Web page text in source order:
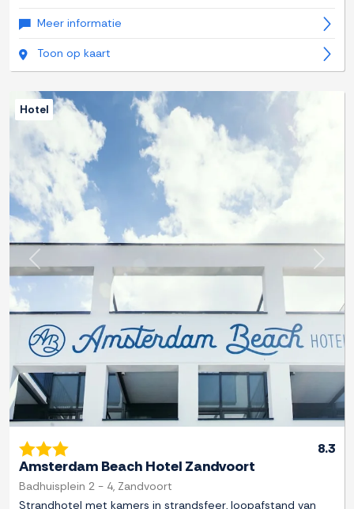
Meer informatie
Toon op kaart
Previous Next
Hotel
8.3
Amsterdam Beach Hotel Zandvoort
Badhuisplein 2 - 4, Zandvoort
Strandhotel met kamers in strandsfeer, loopafstand van